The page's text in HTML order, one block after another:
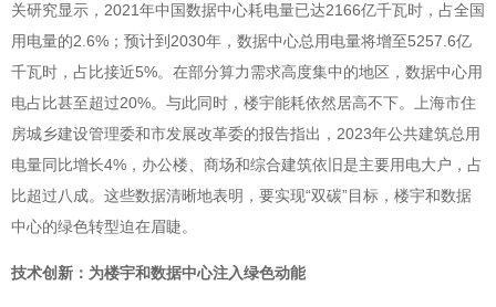
关研究显示，2021年中国数据中心耗电量已达2166亿千瓦时，占全国
用电量的2.6%；预计到2030年，数据中心总用电量将增至5257.6亿
千瓦时，占比接近5%。在部分算力需求高度集中的地区，数据中心用
电占比甚至超过20%。与此同时，楼宇能耗依然居高不下。上海市住
房城乡建设管理委和市发展改革委的报告指出，2023年公共建筑总用
电量同比增长4%，办公楼、商场和综合建筑依旧是主要用电大户，占
比超过八成。这些数据清晰地表明，要实现“双碳”目标，楼宇和数据
中心的绿色转型迫在眉睫。
技术创新：为楼宇和数据中心注入绿色动能